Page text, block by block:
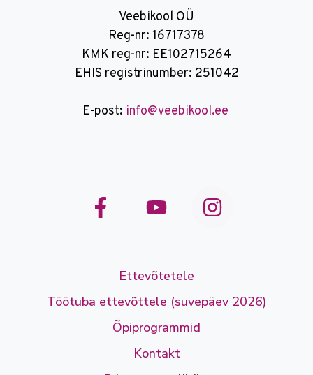
Veebikool OÜ
Reg-nr: 16717378
KMK reg-nr: EE102715264
EHIS registrinumber: 251042
E-post: info@veebikool.ee
Ettevõtetele
Töötuba ettevõttele (suvepäev 2026)
Õpiprogrammid
Kontakt